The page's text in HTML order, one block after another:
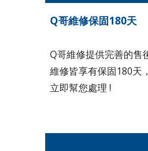
Q哥維修保固180天
Q哥維修提供完善的售
維修皆享有保固180天
立即幫您處理 !